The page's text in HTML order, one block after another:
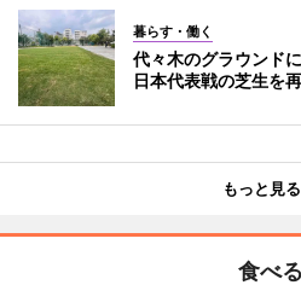
暮らす・働く
代々木のグラウンド
日本代表戦の芝生を
もっと見る
食べる